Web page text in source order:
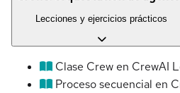
Lecciones y ejercicios prácticos
Clase Crew en CrewAI
Proceso secuencial en